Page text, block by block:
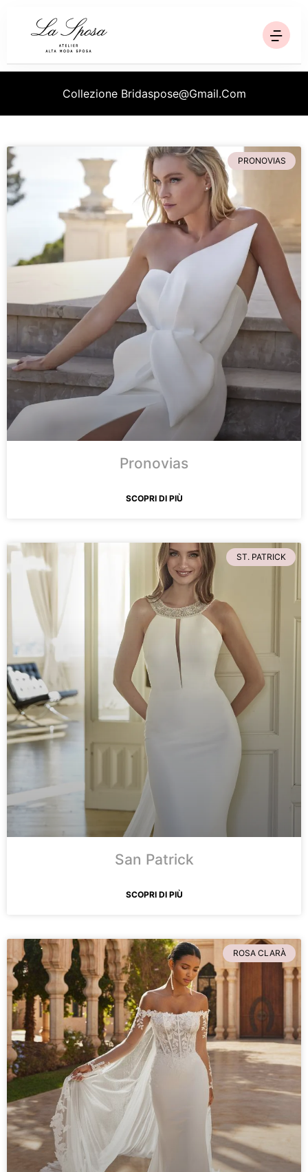
Homepage
Chi siamo
Contatti
Via Trinità, 95 - Sala Consilina SA
Prenota un appuntamento
Collezione Bridaspose@gmail.com
PRONOVIAS
Pronovias
SCOPRI DI PIÙ
ST. PATRICK
San Patrick
SCOPRI DI PIÙ
ROSA CLARÀ